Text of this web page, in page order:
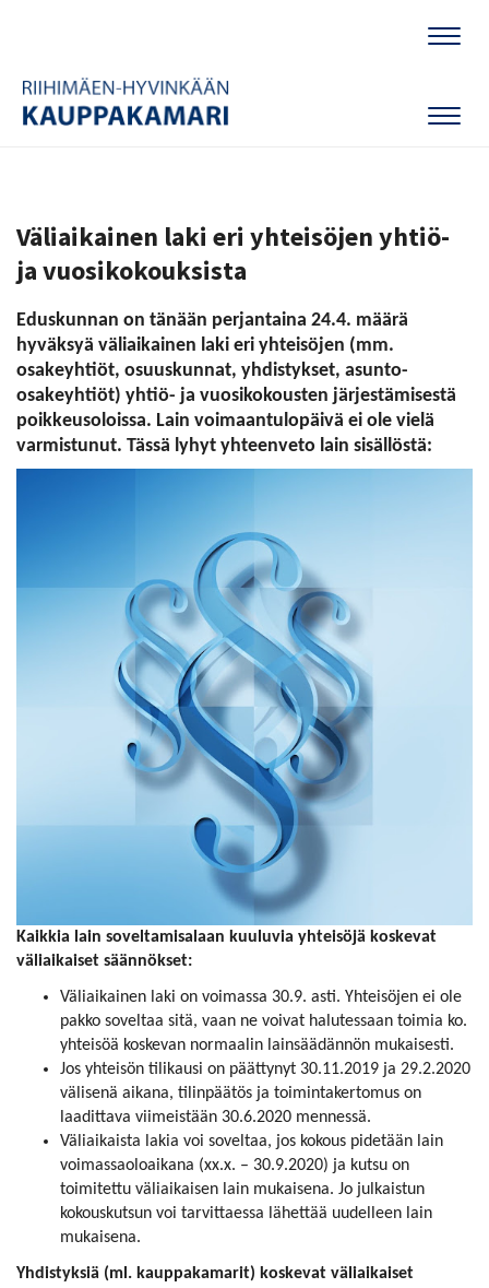
Väliaikainen laki eri yhteisöjen yhtiö-
ja vuosikokouksista
Eduskunnan on tänään perjantaina 24.4. määrä
hyväksyä väliaikainen laki eri yhteisöjen (mm.
osakeyhtiöt, osuuskunnat, yhdistykset, asunto-
osakeyhtiöt) yhtiö- ja vuosikokousten järjestämisestä
poikkeusoloissa. Lain voimaantulopäivä ei ole vielä
varmistunut. Tässä lyhyt yhteenveto lain sisällöstä:
Kaikkia lain soveltamisalaan kuuluvia yhteisöjä koskevat
väliaikaiset säännökset:
Väliaikainen laki on voimassa 30.9. asti. Yhteisöjen ei ole
pakko soveltaa sitä, vaan ne voivat halutessaan toimia ko.
yhteisöä koskevan normaalin lainsäädännön mukaisesti.
Jos yhteisön tilikausi on päättynyt 30.11.2019 ja 29.2.2020
välisenä aikana, tilinpäätös ja toimintakertomus on
laadittava viimeistään 30.6.2020 mennessä.
Väliaikaista lakia voi soveltaa, jos kokous pidetään lain
voimassaoloaikana (xx.x. – 30.9.2020) ja kutsu on
toimitettu väliaikaisen lain mukaisena. Jo julkaistun
kokouskutsun voi tarvittaessa lähettää uudelleen lain
mukaisena.
Yhdistyksiä (ml. kauppakamarit) koskevat väliaikaiset